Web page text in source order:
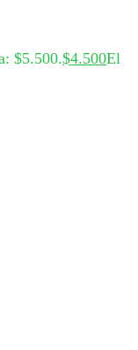
$5.500.$4.500El